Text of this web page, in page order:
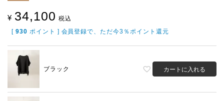
¥ 34,100 税込
[ 930 ポイント ] 会員登録で、ただ今3％ポイント還元
ブラック カートに入れる